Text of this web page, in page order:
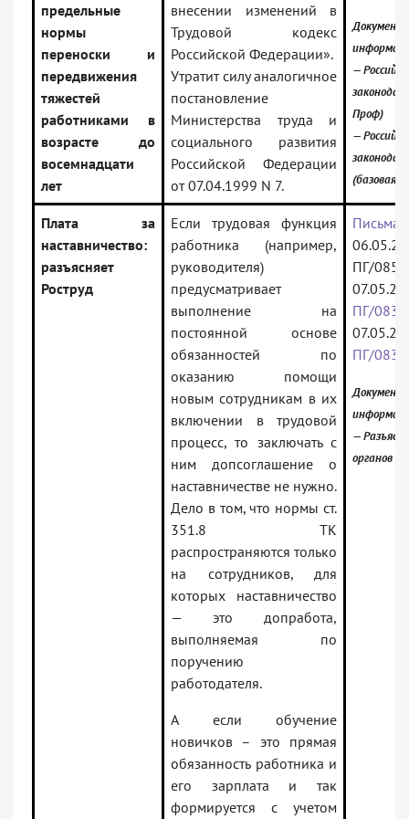
предельные
нормы
переноски и
передвижения
тяжестей
работниками в
возрасте до
восемнадцати
лет
внесении изменений в
Трудовой кодекс
Российской Федерации».
Утратит силу аналогичное
постановление
Министерства труда и
социального развития
Российской Федерации
от 07.04.1999 N 7.
Документ
—
Проф)
—
(базовая
Плата за
наставничество:
разъясняет
Роструд
Если трудовая функция
работника (например,
руководителя)
предусматривает
выполнение на
постоянной основе
обязанностей по
оказанию помощи
новым сотрудникам в их
включении в трудовой
процесс, то заключать с
ним допсоглашение о
наставничестве не нужно.
Дело в том, что нормы ст.
351.8 ТК
распространяются только
на сотрудников, для
которых наставничество
— это допработа,
выполняемая по
поручению
работодателя.
А если обучение
новичков – это прямая
обязанность работника и
его зарплата и так
формируется с учетом
Письма
ПГ/
ПГ/
ПГ/
—
органов